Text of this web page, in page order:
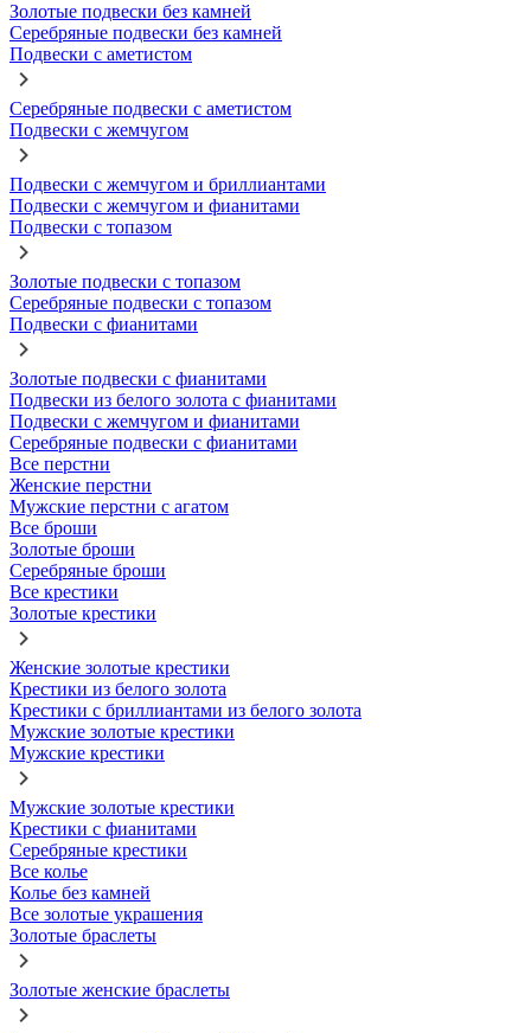
Золотые подвески без камней
Серебряные подвески без камней
Подвески с аметистом
Серебряные подвески с аметистом
Подвески с жемчугом
Подвески с жемчугом и бриллиантами
Подвески с жемчугом и фианитами
Подвески с топазом
Золотые подвески с топазом
Серебряные подвески с топазом
Подвески с фианитами
Золотые подвески с фианитами
Подвески из белого золота с фианитами
Подвески с жемчугом и фианитами
Серебряные подвески с фианитами
Все перстни
Женские перстни
Мужские перстни с агатом
Все броши
Золотые броши
Серебряные броши
Все крестики
Золотые крестики
Женские золотые крестики
Крестики из белого золота
Крестики с бриллиантами из белого золота
Мужские золотые крестики
Мужские крестики
Мужские золотые крестики
Крестики с фианитами
Серебряные крестики
Все колье
Колье без камней
Все золотые украшения
Золотые браслеты
Золотые женские браслеты